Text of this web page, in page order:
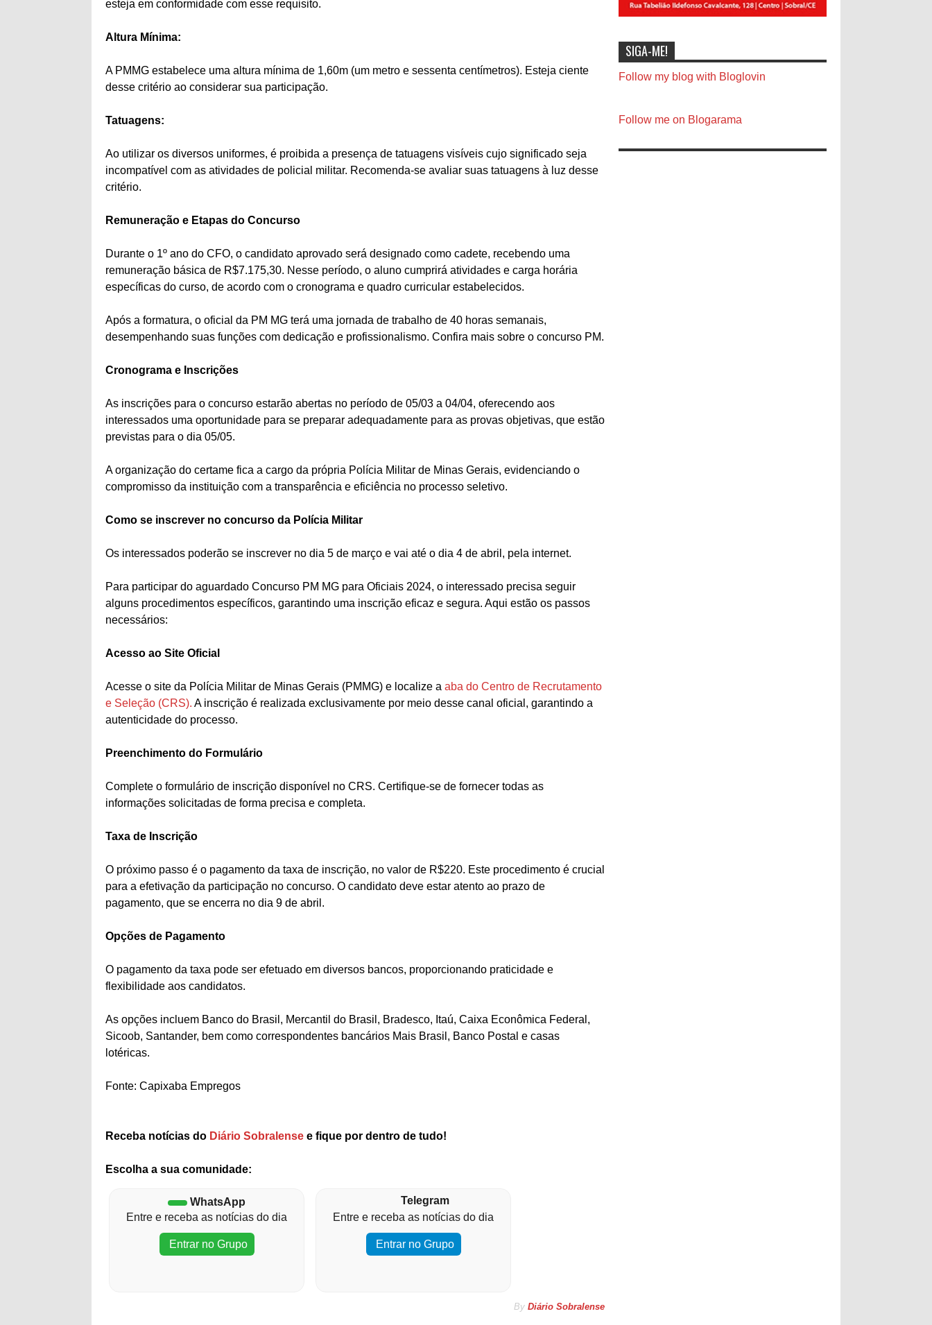
esteja em conformidade com esse requisito.
Altura Mínima:
A PMMG estabelece uma altura mínima de 1,60m (um metro e sessenta centímetros). Esteja ciente
desse critério ao considerar sua participação.
Tatuagens:
Ao utilizar os diversos uniformes, é proibida a presença de tatuagens visíveis cujo significado seja
incompatível com as atividades de policial militar. Recomenda-se avaliar suas tatuagens à luz desse
critério.
Remuneração e Etapas do Concurso
Durante o 1º ano do CFO, o candidato aprovado será designado como cadete, recebendo uma
remuneração básica de R$7.175,30. Nesse período, o aluno cumprirá atividades e carga horária
específicas do curso, de acordo com o cronograma e quadro curricular estabelecidos.
Após a formatura, o oficial da PM MG terá uma jornada de trabalho de 40 horas semanais,
desempenhando suas funções com dedicação e profissionalismo. Confira mais sobre o concurso PM.
Cronograma e Inscrições
As inscrições para o concurso estarão abertas no período de 05/03 a 04/04, oferecendo aos
interessados uma oportunidade para se preparar adequadamente para as provas objetivas, que estão
previstas para o dia 05/05.
A organização do certame fica a cargo da própria Polícia Militar de Minas Gerais, evidenciando o
compromisso da instituição com a transparência e eficiência no processo seletivo.
Como se inscrever no concurso da Polícia Militar
Os interessados poderão se inscrever no dia 5 de março e vai até o dia 4 de abril, pela internet.
Para participar do aguardado Concurso PM MG para Oficiais 2024, o interessado precisa seguir
alguns procedimentos específicos, garantindo uma inscrição eficaz e segura. Aqui estão os passos
necessários:
Acesso ao Site Oficial
Acesse o site da Polícia Militar de Minas Gerais (PMMG) e localize a aba do Centro de Recrutamento
e Seleção (CRS). A inscrição é realizada exclusivamente por meio desse canal oficial, garantindo a
autenticidade do processo.
Preenchimento do Formulário
Complete o formulário de inscrição disponível no CRS. Certifique-se de fornecer todas as
informações solicitadas de forma precisa e completa.
Taxa de Inscrição
O próximo passo é o pagamento da taxa de inscrição, no valor de R$220. Este procedimento é crucial
para a efetivação da participação no concurso. O candidato deve estar atento ao prazo de
pagamento, que se encerra no dia 9 de abril.
Opções de Pagamento
O pagamento da taxa pode ser efetuado em diversos bancos, proporcionando praticidade e
flexibilidade aos candidatos.
As opções incluem Banco do Brasil, Mercantil do Brasil, Bradesco, Itaú, Caixa Econômica Federal,
Sicoob, Santander, bem como correspondentes bancários Mais Brasil, Banco Postal e casas
lotéricas.
Fonte: Capixaba Empregos
Receba notícias do Diário Sobralense e fique por dentro de tudo!
Escolha a sua comunidade:
WhatsApp
Entre e receba as notícias do dia
Entrar no Grupo
Telegram
Entre e receba as notícias do dia
Entrar no Grupo
By Diário Sobralense
SIGA-ME!
Follow my blog with Bloglovin
Follow me on Blogarama